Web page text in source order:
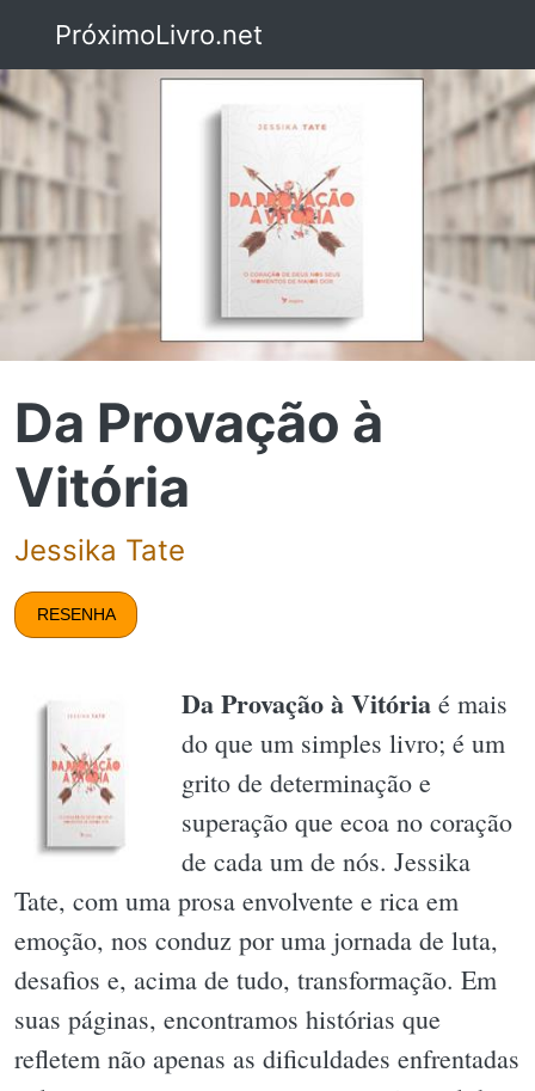
PróximoLivro.net
Da Provação à
Vitória
Jessika Tate
RESENHA
Da Provação à Vitória é mais
do que um simples livro; é um
grito de determinação e
superação que ecoa no coração
de cada um de nós. Jessika
Tate, com uma prosa envolvente e rica em
emoção, nos conduz por uma jornada de luta,
desafios e, acima de tudo, transformação. Em
suas páginas, encontramos histórias que
refletem não apenas as dificuldades enfrentadas